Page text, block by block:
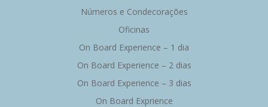
Números e Condecorações
Oficinas
On Board Experience – 1 dia
On Board Experience – 2 dias
On Board Experience – 3 dias
On Board Exprience